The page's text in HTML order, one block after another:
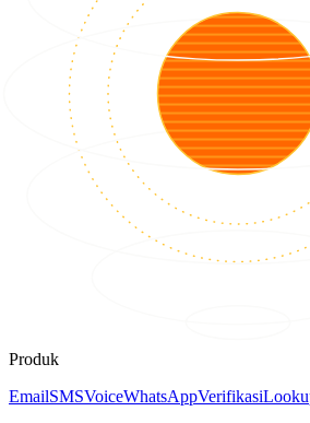
Produk
EmailSMSVoiceWhatsAppVerifikasi